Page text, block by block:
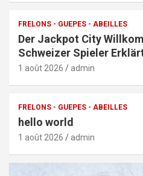
FRELONS - GUEPES - ABEILLES
Der Jackpot City
Schweizer Spieler
1 août 2026 admin
FRELONS - GUEPES - ABEILLES
hello world
1 août 2026 admin